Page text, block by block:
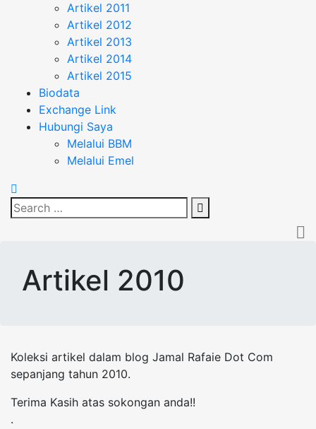
Artikel 2011
Artikel 2012
Artikel 2013
Artikel 2014
Artikel 2015
Biodata
Exchange Link
Hubungi Saya
Melalui BBM
Melalui Emel
Search
for:
Search
Artikel 2010
Koleksi artikel dalam blog Jamal Rafaie Dot Com
sepanjang tahun 2010.
Terima Kasih atas sokongan anda!!
.